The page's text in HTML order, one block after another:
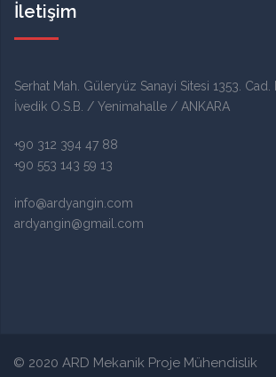
İletişim
Serhat Mah. Güleryüz Sanayi Sitesi 1353.
İvedik O.S.B. / Yenimahalle / ANKARA
+90 312 394 47 88
+90 553 143 59 13
info@ardyangin.com
ardyangin@gmail.com
© 2020 ARD Mekanik Proje Mühendislik